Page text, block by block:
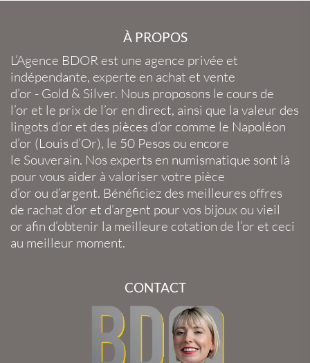
À PROPOS
L’Agence BDOR est une agence privée et
indépendante, experte en achat et vente
d’or - Gold & Silver. Nous proposons le cours de
l’or et le prix de l’or en direct, ainsi que la valeur des
lingots d’or et des pièces d’or comme le Napoléon
d’or (Louis d’Or), le 50 Pesos ou encore
le Souverain. Nos experts en numismatique sont là
pour vous aider à valoriser votre pièce
d’or ou d’argent. Bénéficiez des meilleures offres
de rachat d’or et d’argent pour vos bijoux ou vieil
or afin d’obtenir la meilleure cotation de l’or et ceci
au meilleur moment.
CONTACT